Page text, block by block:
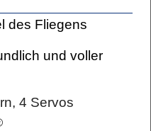
des Fliegens
und voller
4 Servos